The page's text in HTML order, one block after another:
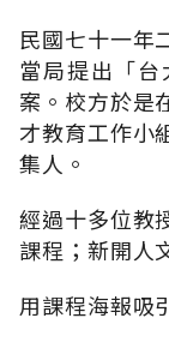
民國七十一年
當局提出「
案。校方於是
才教育工作小
集人。
經過十多位教
課程；新開人
用課程海報吸